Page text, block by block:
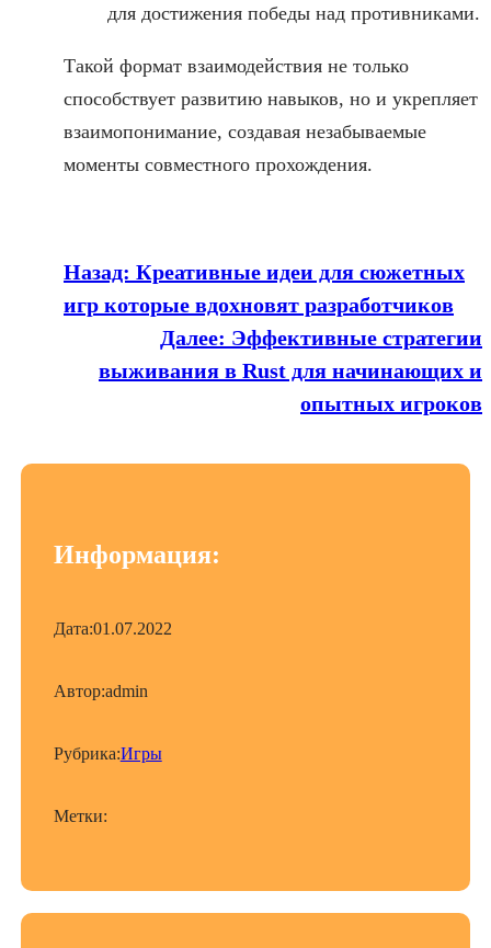
для достижения победы над противниками.
Такой формат взаимодействия не только
способствует развитию навыков, но и укрепляет
взаимопонимание, создавая незабываемые
моменты совместного прохождения.
Назад: Креативные идеи для сюжетных
игр которые вдохновят разработчиков
Далее: Эффективные стратегии
выживания в Rust для начинающих и
опытных игроков
Информация:
Дата:01.07.2022
Автор:admin
Рубрика:Игры
Метки: